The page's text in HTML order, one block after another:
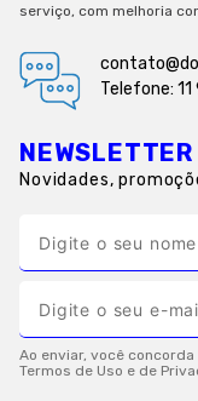
serviço, com melhoria
Telefone:
NEWSLETTER
Novidades,